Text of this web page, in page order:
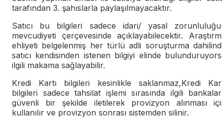
tarafından 3. şahıslarla paylaşılmayacaktır.
Satıcı bu bilgileri sadece idari/ yasal
mevcudiyeti çerçevesinde açıklayabilecektir.
ehliyeti belgelenmiş her türlü adli soruşturma
satıcı kendisinden istenen bilgiyi elinde
ilgili makama sağlayabilir.
Kredi Kartı bilgileri kesinlikle saklanmaz,Kredi
bilgileri sadece tahsilat işlemi sırasında ilgili
güvenli bir şekilde iletilerek provizyon alınması
kullanılır ve provizyon sonrası sistemden silinir.